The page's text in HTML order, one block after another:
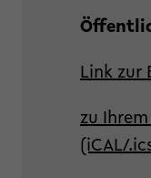
Link zur
zu
(iCAL/